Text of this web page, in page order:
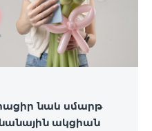
նաև սմարթ
ակցիան